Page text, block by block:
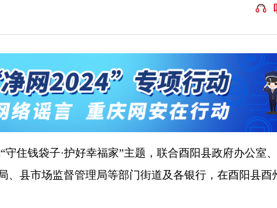
住钱袋子·护好幸福家”主题，联合酉阳县政府办公室
、县市场监督管理局等部门街道及各银行，在酉阳县酉